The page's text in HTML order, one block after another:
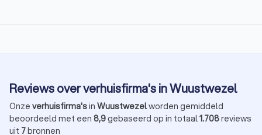
Reviews over verhuisfirma's in Wuustwezel
Onze verhuisfirma'sin Wuustwezelworden gemiddeld
beoordeeld met een 8,9gebaseerd op in totaal1.708reviews
uit 7bronnen